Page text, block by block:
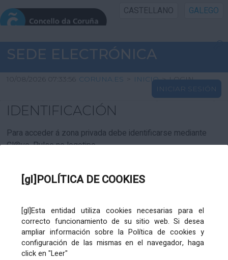
[gl]POLÍTICA DE COOKIES
[gl]Esta entidad utiliza cookies necesarias para el
correcto funcionamiento de su sitio web. Si desea
ampliar información sobre la Política de cookies y
configuración de las mismas en el navegador, haga
click en "Leer"
CASTELLANO GALEGO
INICIO SEDE
INICIO
INFORMACIÓN PÚBLICA
CARTAFOL CIDADÁN
SEDE ELECTRÓNICA
10/08/2026 07:33:56 CORUNA.ES > INICIO > LOGIN
INICIAR SESIÓN
IDENTIFICACIÓN
Para acceder á zona privada debe identificarse mediante
Cl@ve. Pulse no logotipo